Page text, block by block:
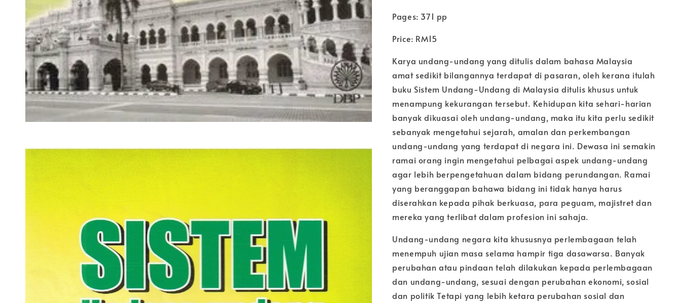
Pages: 371 pp
Price: RM15
Karya undang-undang yang ditulis dalam bahasa Malaysia
amat sedikit bilangannya terdapat di pasaran, oleh kerana itulah
buku Sistem Undang-Undang di Malaysia ditulis khusus untuk
menampung kekurangan tersebut. Kehidupan kita sehari-harian
banyak dikuasai oleh undang-undang, maka itu kita perlu sedikit
sebanyak mengetahui sejarah, amalan dan perkembangan
undang-undang yang terdapat di negara ini. Dewasa ini semakin
ramai orang ingin mengetahui pelbagai aspek undang-undang
agar lebih berpengetahuan dalam bidang perundangan. Ramai
yang beranggapan bahawa bidang ini tidak hanya harus
diserahkan kepada pihak berkuasa, para peguam, majistret dan
mereka yang terlibat dalam profesion ini sahaja.
Undang-undang negara kita khususnya perlembagaan telah
menempuh ujian masa selama hampir tiga dasawarsa. Banyak
perubahan atau pindaan telah dilakukan kepada perlembagaan
dan undang-undang, sesuai dengan perubahan ekonomi, sosial
dan politik Tetapi yang lebih ketara perubahan sosial dan